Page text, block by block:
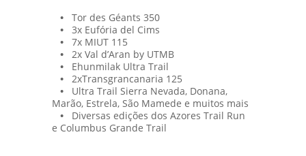
•
   Tor des Géants 350
•
   3x Eufória del Cims
•
   7x MIUT 115
•
   2x Val d’Aran by UTMB
•
   Ehunmilak Ultra Trail
•
   2xTransgrancanaria 125
•
   Ultra Trail Sierra Nevada, Donana,
Marão, Estrela, São Mamede e muitos mais
•
   Diversas edições dos Azores Trail Run
e Columbus Grande Trail